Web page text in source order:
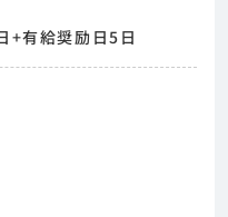
+有給奨励日5日